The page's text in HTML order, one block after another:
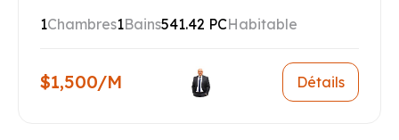
1Chambres1Bains541.42 PCHabitable
$1,500/M Détails